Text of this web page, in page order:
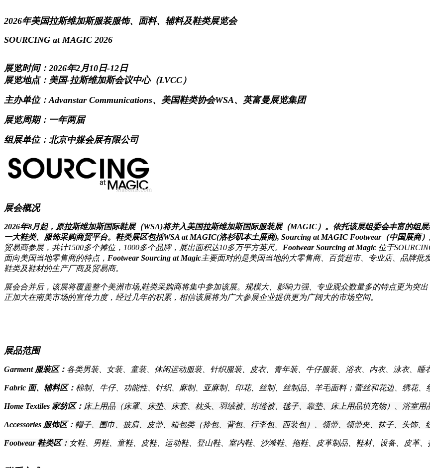
2026年美国拉斯维加斯服装服饰、面料、辅料及鞋类展览会
SOURCING at MAGIC 2026
展览时间：2026年2月10日-12日
展览地点：美国-拉斯维加斯会议中心（LVCC）
主办单位：Advanstar Communications、美国鞋类协会WSA、英富曼展览集团
展览周期：一年两届
组展单位：北京中媒会展有限公司
展会概况
2026年8月起，原拉斯维加斯国际鞋展（WSA)将并入美国拉斯维加斯国际服装展（MAGIC）。依托该展组委会丰富的组
一大鞋类、服饰采购商贸平台。鞋类展区包括WSA at MAGIC(洛杉矶本土展商), Sourcing at MAGIC Footwear（中国展商
贸易商参展，共计1500多个摊位，1000多个品牌，展出面积达10多万平方英尺。 Footwear Sourcing at Magic 位于
面向美国当地零售商的特点， Footwear Sourcing at Magic主要面对的是美国当地的大零售商、百货超市、专业店、品牌
鞋类及鞋材的生产厂商及贸易商。
展会合并后，该展将覆盖整个美洲市场,鞋类采购商将集中参加该展。规模大、影响力强、专业观众数量多的特点更为突
正加大在南美市场的宣传力度，经过几年的积累，相信该展将为广大参展企业提供更为广阔大的市场空间。
展品范围
Garment 服装区： 各类男装、女装、童装、休闲运动服装、针织服装、皮衣、青年装、牛仔服装、浴衣、内衣、泳衣、睡
Fabric 面、辅料区： 棉制、牛仔、功能性、针织、麻制、亚麻制、印花、丝制、丝制品、羊毛面料；蕾丝和花边、绣花、
Home Textiles 家纺区： 床上用品（床罩、床垫、床套、枕头、羽绒被、绗缝被、毯子、靠垫、床上用品填充物）、浴室用
Accessories 服饰区： 帽子、围巾、披肩、皮带、箱包类（拎包、背包、行李包、西装包）、领带、领带夹、袜子、头饰、
Footwear 鞋类区： 女鞋、男鞋、童鞋、皮鞋、运动鞋、登山鞋、室内鞋、沙滩鞋、拖鞋、皮革制品、鞋材、设备、皮革、